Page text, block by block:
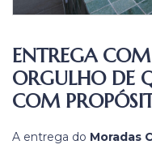
ENTREGA
ORGULHO DE
COM
A entrega do Moradas